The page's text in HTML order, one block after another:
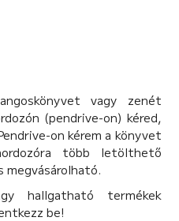
ellenére Ann kitartóan
a misztikus erejű
legyőzni az őt körülvevő
és brutálisan kegyetlen
kapunk a hátborzongató
ajánlott!
vagy zenét
(pendrive-on) kéred,
on kérem a könyvet
több letölthető
megvásárolható.
hallgatható termékek
be!